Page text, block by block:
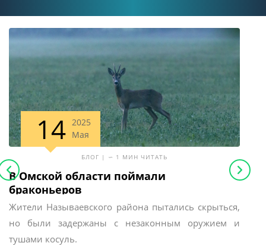
14 2025
Мая
БЛОГ | ∽ 1 МИН ЧИТАТЬ
В Омской области поймали
браконьеров
Жители Называевского района пытались скрыться,
но были задержаны с незаконным оружием и
тушами косуль.